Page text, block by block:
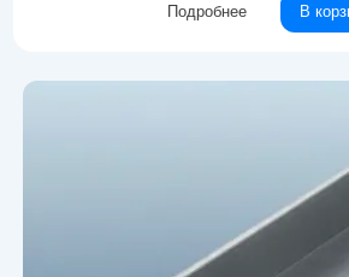
Подробнее В